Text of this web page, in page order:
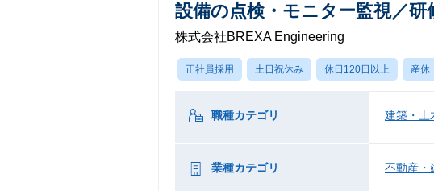
設備の点検・モニター監視／
株式会社BREXA Engineering
正社員採用 土日祝休み 休日120日以上 産休
職種カテゴリ 建築・土
業種カテゴリ 不動産・